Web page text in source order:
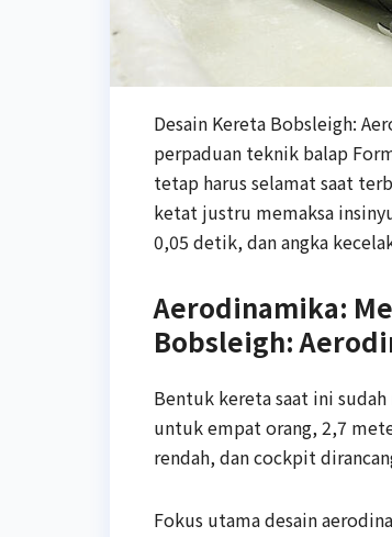
Desain Kereta Bobsleigh:
perpaduan teknik balap
tetap harus selamat saat
ketat justru memaksa
0,05 detik, dan angka
Aerodinamika:
Bobsleigh:
Bentuk kereta saat ini
untuk empat orang, 2,7
rendah, dan cockpit
Fokus utama desain